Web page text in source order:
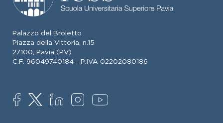
Palazzo del Broletto
Piazza della Vittoria, n.15
27100, Pavia (PV)
C.F. 96049740184 - P.IVA 02202080186
SOCIAL